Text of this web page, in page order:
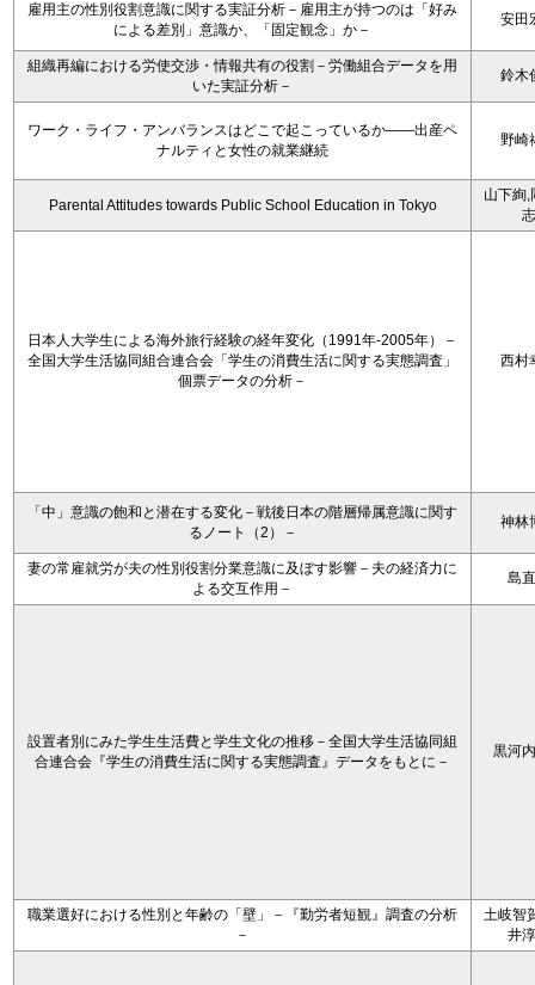
雇用主の性別役割意識に関する実証分析－雇用主が持つのは「好み
による差別」意識か、「固定観念」か－
安田
組織再編における労使交渉・情報共有の役割－労働組合データを用
いた実証分析－
鈴木
ワーク・ライフ・アンバランスはどこで起こっているか――出産ペ
ナルティと女性の就業継続
野崎
Parental Attitudes towards Public School Education in Tokyo
山下絢,
志
日本人大学生による海外旅行経験の経年変化（1991年-2005年）－
全国大学生活協同組合連合会「学生の消費生活に関する実態調査」
個票データの分析－
西村
「中」意識の飽和と潜在する変化－戦後日本の階層帰属意識に関す
るノート（2）－
神林
妻の常雇就労が夫の性別役割分業意識に及ぼす影響－夫の経済力に
よる交互作用－
島
設置者別にみた学生生活費と学生文化の推移－全国大学生活協同組
合連合会『学生の消費生活に関する実態調査』データをもとに－
黒河
職業選好における性別と年齢の「壁」－『勤労者短観』調査の分析
－
土岐智
井